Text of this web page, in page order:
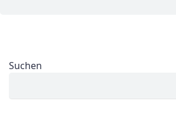
Suchen